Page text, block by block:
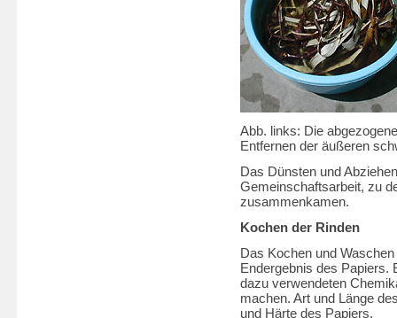
Abb. links: Die
Entfernen der äußeren
Das Dünsten und
Gemeinschaftsarbeit, zu
zusammenkamen.
Kochen der Rinden
Das Kochen und
Endergebnis des Papiers.
dazu verwendeten
machen. Art und Länge
und Härte des Papiers.